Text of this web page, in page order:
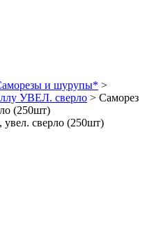
и шурупы* >
УВЕЛ. сверло > Саморез
(250шт)